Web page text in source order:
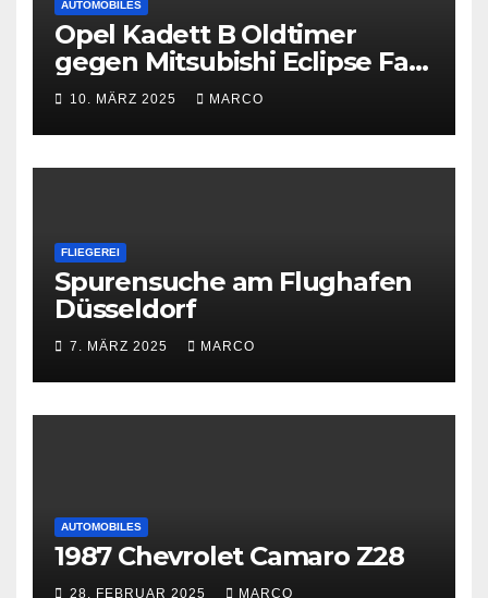
AUTOMOBILES
Opel Kadett B Oldtimer
gegen Mitsubishi Eclipse Fast
and Furious
10. MÄRZ 2025 MARCO
FLIEGEREI
Spurensuche am Flughafen
Düsseldorf
7. MÄRZ 2025 MARCO
AUTOMOBILES
1987 Chevrolet Camaro Z28
28. FEBRUAR 2025 MARCO